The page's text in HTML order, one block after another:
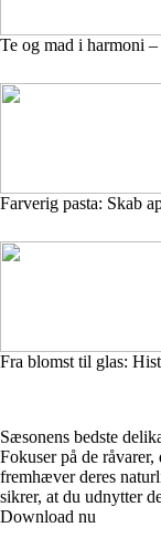
Te og mad i harmoni
Farverig pasta: Skab
Fra blomst til glas:
Sæsonens bedste
Fokuser på de
fremhæver deres
sikrer, at du udnytter
Download nu